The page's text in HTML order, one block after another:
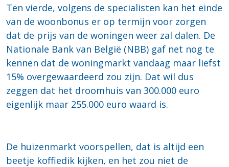
Ten vierde, volgens de specialisten kan het einde
van de woonbonus er op termijn voor zorgen
dat de prijs van de woningen weer zal dalen. De
Nationale Bank van België (NBB) gaf net nog te
kennen dat de woningmarkt vandaag maar liefst
15% overgewaardeerd zou zijn. Dat wil dus
zeggen dat het droomhuis van 300.000 euro
eigenlijk maar 255.000 euro waard is.
De huizenmarkt voorspellen, dat is altijd een
beetje koffiedik kijken, en het zou niet de